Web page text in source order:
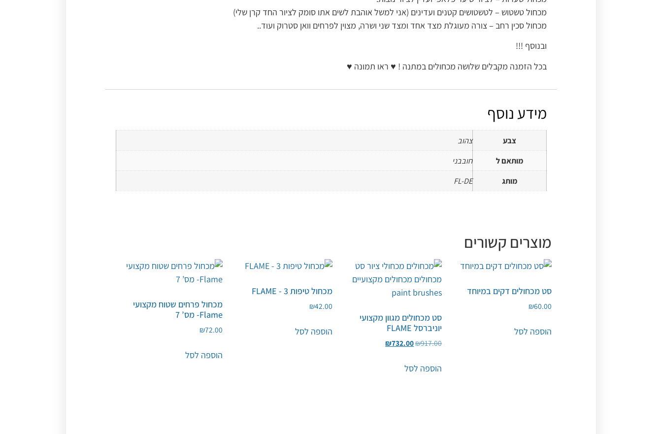
מכחול טשטוש – לטשטושים קטנים ועדינים (אני למשל אוהבת לשים אתו סומק לציור החד קרן שלי)
מכחול סכין רחב – צורה מעוגלת מצד אחד ומצד שני ושרה, מצוין לפרחים וואן סטרוק ועוד..
ובנוסף !!!
בכל הזמנה מקבלים שלושה מכחולים במתנה ! ♥ ראו תמונה ♥
מידע נוסף
צבע
צהוב
מותאם ל
חובבני
מותג
FL-DE
מוצרים קשורים
סט מכחולים דקים במיוחד
₪60.00
הוספה לסל
סט מכחולים מגוון מקצועי
יוניברסל FLAME
₪917.00
₪732.00
הוספה לסל
מכחול טיפות 3 - FLAME
₪42.00
הוספה לסל
מכחול פרחים שטוח מקצועי
Flame- מס’ 7
₪72.00
הוספה לסל